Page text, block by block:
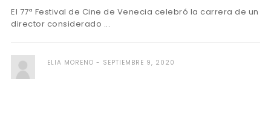
El 77ª Festival de Cine de Venecia celebró la carrera de un
director considerado ...
ELIA MORENO SEPTIEMBRE 9, 2020